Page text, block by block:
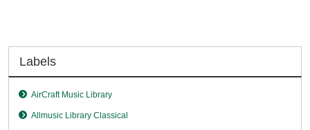
Labels
AirCraft Music Library
Allmusic Library Classical